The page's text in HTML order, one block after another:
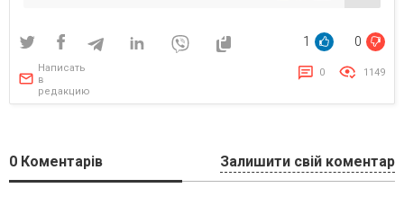
1 0
Написать
в
редакцию
0 1149
0 Коментарів Залишити свій коментар